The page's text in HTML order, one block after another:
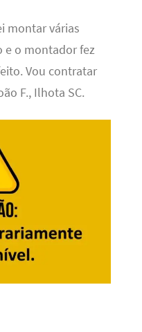
montar várias
e o montador fez
Vou contratar
F., Ilhota SC.